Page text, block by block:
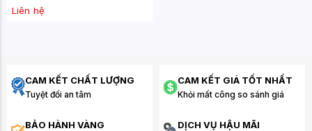
Liên hệ
CAM KẾT CHẤT LƯỢNG
Tuyệt đối an tâm
CAM KẾT GIÁ TỐT NHẤT
Khỏi mất công so sánh giá
BẢO HÀNH VÀNG DỊCH VỤ HẬU MÃI